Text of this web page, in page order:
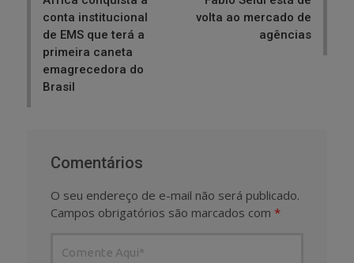
conta institucional
de EMS que terá a
primeira caneta
emagrecedora do
Brasil
volta ao mercado de
agências
Comentários
O seu endereço de e-mail não será publicado.
Campos obrigatórios são marcados com *